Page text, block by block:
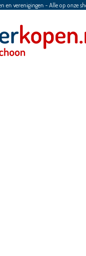
en verenigingen -Alle op onze